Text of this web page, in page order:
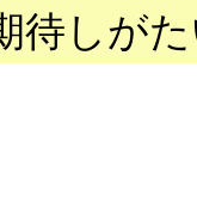
待しが